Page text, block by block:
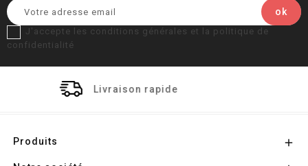
J'accepte les conditions générales et la politique de
confidentialité
rapide
Produits 